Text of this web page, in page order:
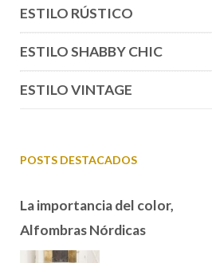
ESTILO RÚSTICO
ESTILO SHABBY CHIC
ESTILO VINTAGE
POSTS DESTACADOS
La importancia del color,
Alfombras Nórdicas